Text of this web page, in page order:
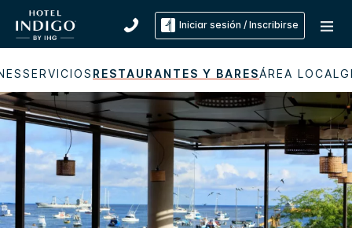
Iniciar sesión / Inscribirse
SERVICIOS RESTAURANTES Y BARESÁREA LOCAL